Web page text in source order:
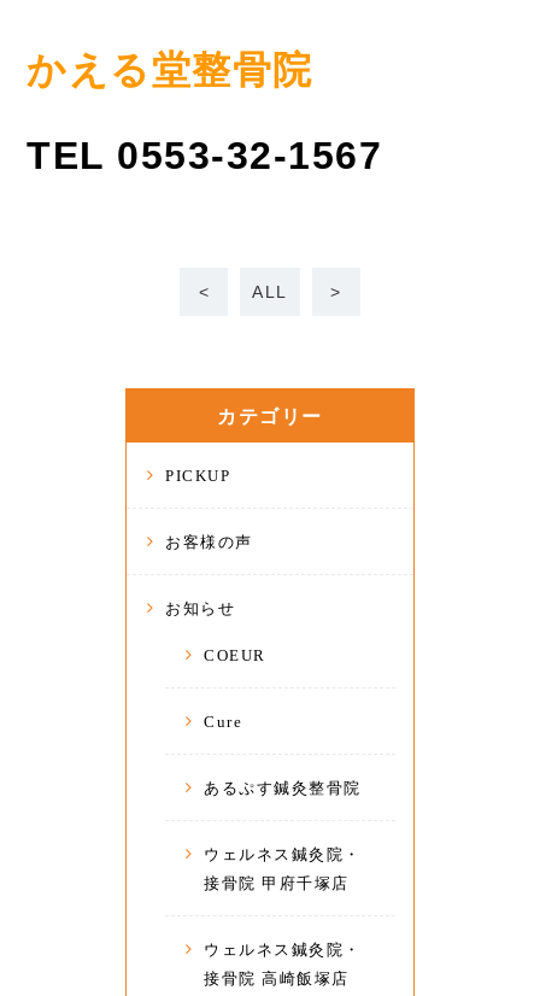
かえる堂整骨院
TEL 0553-32-1567
< ALL >
カテゴリー
PICKUP
お客様の声
お知らせ
COEUR
Cure
あるぷす鍼灸整骨院
ウェルネス鍼灸院・
接骨院 甲府千塚店
ウェルネス鍼灸院・
接骨院 高崎飯塚店